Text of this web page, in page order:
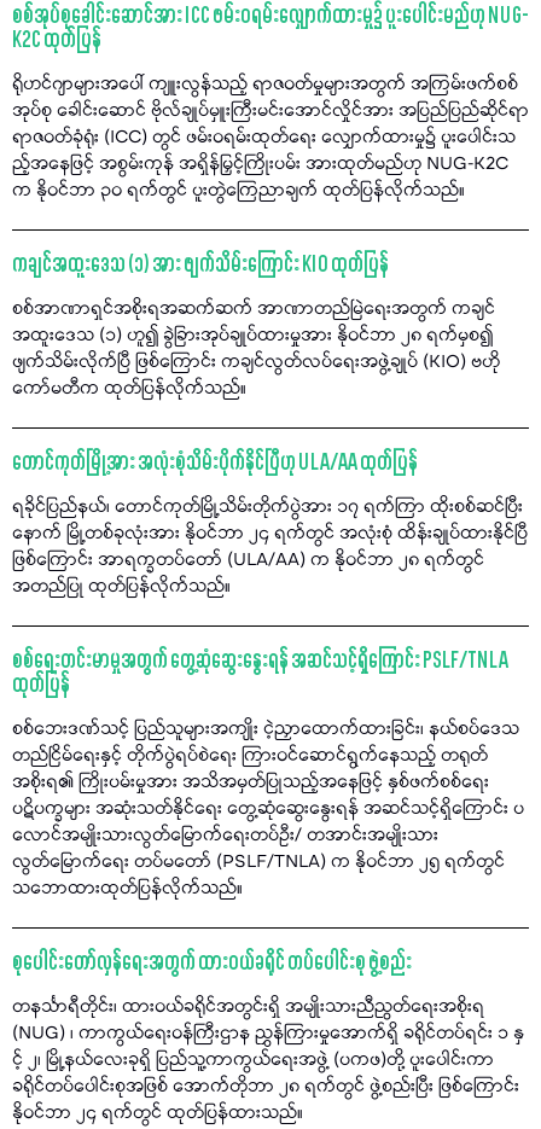
စစ်အုပ်စုခေါင်းဆောင်အား ICC ဖမ်းဝရမ်းလျှောက်ထားမှု၌ ပူးပေါင်းမည်ဟု NUG-
K2C ထုတ်ပြန်
ရိုဟင်ဂျာများအပေါ် ကျူးလွန်သည့် ရာဇဝတ်မှုများအတွက် အကြမ်းဖက်စစ်
အုပ်စု ခေါင်းဆောင် ဗိုလ်ချုပ်မှူးကြီးမင်းအောင်လှိုင်အား အပြည်ပြည်ဆိုင်ရာ
ရာဇဝတ်ခုံရုံး (ICC) တွင် ဖမ်းဝရမ်းထုတ်ရေး လျှောက်ထားမှု၌ ပူးပေါင်းသ
ည့်အနေဖြင့် အစွမ်းကုန် အရှိန်မြှင့်ကြိုးပမ်း အားထုတ်မည်ဟု NUG-K2C
က နိုဝင်ဘာ ၃၀ ရက်တွင် ပူးတွဲကြေညာချက် ထုတ်ပြန်လိုက်သည်။
ကချင်အထူးဒေသ (၁) အား ဖျက်သိမ်းကြောင်း KIO ထုတ်ပြန်
စစ်အာဏာရှင်အစိုးရအဆက်ဆက် အာဏာတည်မြဲရေးအတွက် ကချင်
အထူးဒေသ (၁) ဟူ၍ ခွဲခြားအုပ်ချုပ်ထားမှုအား နိုဝင်ဘာ ၂၈ ရက်မှစ၍
ဖျက်သိမ်းလိုက်ပြီ ဖြစ်ကြောင်း ကချင်လွတ်လပ်ရေးအဖွဲ့ချုပ် (KIO) ဗဟို
ကော်မတီက ထုတ်ပြန်လိုက်သည်။
တောင်ကုတ်မြို့အား အလုံးစုံသိမ်းပိုက်နိုင်ပြီဟု ULA/AA ထုတ်ပြန်
ရခိုင်ပြည်နယ်၊ တောင်ကုတ်မြို့သိမ်းတိုက်ပွဲအား ၁၇ ရက်ကြာ ထိုးစစ်ဆင်ပြီး
နောက် မြို့တစ်ခုလုံးအား နိုဝင်ဘာ ၂၄ ရက်တွင် အလုံးစုံ ထိန်းချုပ်ထားနိုင်ပြီ
ဖြစ်ကြောင်း အာရက္ခတပ်တော် (ULA/AA) က နိုဝင်ဘာ ၂၈ ရက်တွင်
အတည်ပြု ထုတ်ပြန်လိုက်သည်။
စစ်ရေးတင်းမာမှုအတွက် တွေ့ဆုံဆွေးနွေးရန် အဆင်သင့်ရှိကြောင်း PSLF/TNLA
ထုတ်ပြန်
စစ်ဘေးဒဏ်သင့် ပြည်သူများအကျိုး ငဲ့ညှာထောက်ထားခြင်း၊ နယ်စပ်ဒေသ
တည်ငြိမ်ရေးနှင့် တိုက်ပွဲရပ်စဲရေး ကြားဝင်ဆောင်ရွက်နေသည့် တရုတ်
အစိုးရ၏ ကြိုးပမ်းမှုအား အသိအမှတ်ပြုသည့်အနေဖြင့် နှစ်ဖက်စစ်ရေး
ပဋိပက္ခများ အဆုံးသတ်နိုင်ရေး တွေ့ဆုံဆွေးနွေးရန် အဆင်သင့်ရှိကြောင်း ပ
လောင်အမျိုးသားလွတ်မြောက်ရေးတပ်ဦး/ တအာင်းအမျိုးသား
လွတ်မြောက်ရေး တပ်မတော် (PSLF/TNLA) က နိုဝင်ဘာ ၂၅ ရက်တွင်
သဘောထားထုတ်ပြန်လိုက်သည်။
စုပေါင်းတော်လှန်ရေးအတွက် ထားဝယ်ခရိုင် တပ်ပေါင်းစု ဖွဲ့စည်း
တနင်္သာရီတိုင်း၊ ထားဝယ်ခရိုင်အတွင်းရှိ အမျိုးသားညီညွတ်ရေးအစိုးရ
(NUG) ၊ ကာကွယ်ရေးဝန်ကြီးဌာန ညွှန်ကြားမှုအောက်ရှိ ခရိုင်တပ်ရင်း ၁ နှ
င့် ၂၊ မြို့နယ်လေးခုရှိ ပြည်သူ့ကာကွယ်ရေးအဖွဲ့ (ပကဖ)တို့ ပူးပေါင်းကာ
ခရိုင်တပ်ပေါင်းစုအဖြစ် အောက်တိုဘာ ၂၈ ရက်တွင် ဖွဲ့စည်းပြီး ဖြစ်ကြောင်း
နိုဝင်ဘာ ၂၄ ရက်တွင် ထုတ်ပြန်ထားသည်။